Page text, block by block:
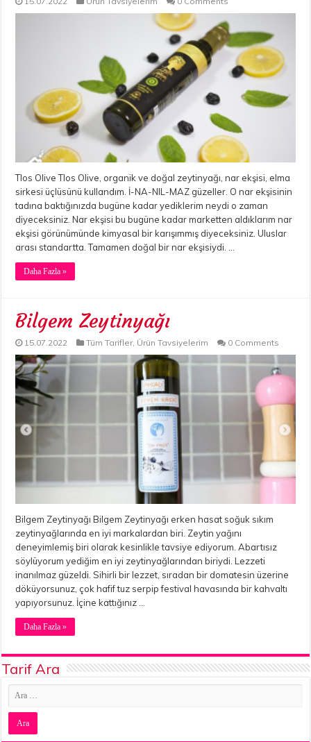
Tlos Olive Tlos Olive, organik ve doğal zeytinyağı, nar ekşisi, elma
sirkesi üçlüsünü kullandım. İ-NA-NIL-MAZ güzeller. O nar ekşisinin
tadına baktığınızda bugüne kadar yediklerim neydi o zaman
diyeceksiniz. Nar ekşisi bu bugüne kadar marketten aldıklarım nar
ekşisi görünümünde kimyasal bir karışımmış diyeceksiniz. Uluslar
arası standartta. Tamamen doğal bir nar ekşisiydi. …
Daha Fazla »
Bilgem Zeytinyağı
15.07.2022 Tüm Tarifler, Ürün Tavsiyelerim 0 Comments
Bilgem Zeytinyağı Bilgem Zeytinyağı erken hasat soğuk sıkım
zeytinyağlarında en iyi markalardan biri. Zeytin yağını
deneyimlemiş biri olarak kesinlikle tavsiye ediyorum. Abartısız
söylüyorum yediğim en iyi zeytinyağlarından biriydi. Lezzeti
inanılmaz güzeldi. Sihirli bir lezzet, sıradan bir domatesin üzerine
döküyorsunuz, çok hafif tuz serpip festival havasında bir kahvaltı
yapıyorsunuz. İçine kattığınız …
Daha Fazla »
Tarif Ara